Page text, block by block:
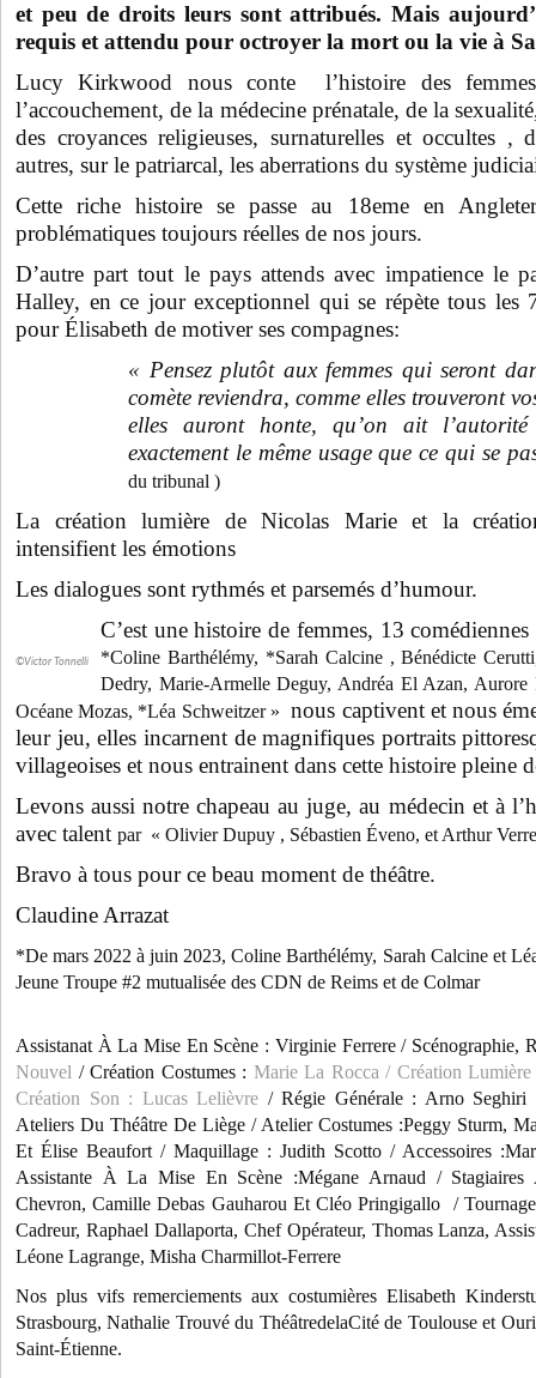
et peu de droits leurs sont attribués. Mais
requis et attendu pour octroyer la mort ou la vie à
Lucy Kirkwood nous conte l’histoire des
l’accouchement, de la médecine prénatale, de la
des croyances religieuses, surnaturelles et occultes ,
autres, sur le patriarcal, les aberrations du système
Cette riche histoire se passe au 18eme en
problématiques toujours réelles de nos jours.
D’autre part tout le pays attends avec impatience le
Halley, en ce jour exceptionnel qui se répète tous les
pour Élisabeth de motiver ses compagnes:
« Pensez plutôt aux femmes qui seront
comète reviendra, comme elles trouveront
elles auront honte, qu’on ait
exactement le même usage que ce qui se
du tribunal )
La création lumière de Nicolas Marie et la
intensifient les émotions
Les dialogues sont rythmés et parsemés d’humour.
©Victor Tonnelli
C’est une histoire de femmes, 13 comédiennes
*Coline Barthélémy, *Sarah Calcine , Bénédicte
Dedry, Marie-Armelle Deguy, Andréa El Azan, Aurore
Océane Mozas, *Léa Schweitzer » nous captivent et nous
leur jeu, elles incarnent de magnifiques portraits
villageoises et nous entrainent dans cette histoire pleine
Levons aussi notre chapeau au juge, au médecin et à
avec talent par « Olivier Dupuy , Sébastien Éveno, et Arthur
Bravo à tous pour ce beau moment de théâtre.
Claudine Arrazat
*De mars 2022 à juin 2023, Coline Barthélémy, Sarah Calcine et
Jeune Troupe #2 mutualisée des CDN de Reims et de Colmar
Assistanat À La Mise En Scène : Virginie Ferrere / Scénographie,
Nouvel / Création Costumes : Marie La Rocca / Création
Création Son : Lucas Lelièvre / Régie Générale : Arno
Ateliers Du Théâtre De Liège / Atelier Costumes :Peggy Sturm,
Et Élise Beaufort / Maquillage : Judith Scotto / Accessoires
Assistante À La Mise En Scène :Mégane Arnaud / Stagiaires
Chevron, Camille Debas Gauharou Et Cléo Pringigallo /
Cadreur, Raphael Dallaporta, Chef Opérateur, Thomas Lanza,
Léone Lagrange, Misha Charmillot-Ferrere
Nos plus vifs remerciements aux costumières Elisabeth
Strasbourg, Nathalie Trouvé du ThéâtredelaCité de Toulouse et
Saint-Étienne.